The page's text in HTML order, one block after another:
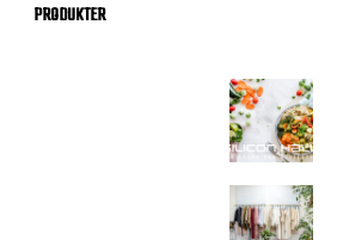
PRODUKTER